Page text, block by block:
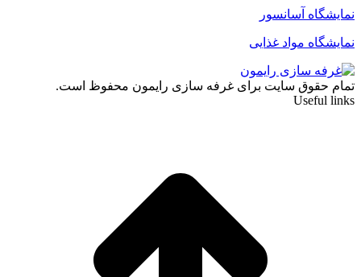
نمایشگاه آسانسور
نمایشگاه مواد غذایی
تمام حقوق سایت برای غرفه سازی رایمون محفوظ است.
Useful links